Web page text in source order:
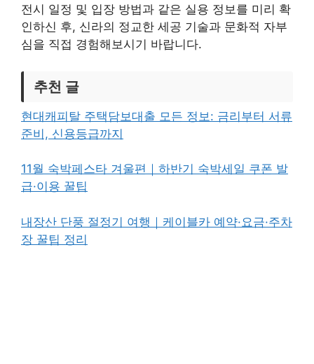
전시 일정 및 입장 방법과 같은 실용 정보를 미리 확
인하신 후, 신라의 정교한 세공 기술과 문화적 자부
심을 직접 경험해보시기 바랍니다.
추천 글
현대캐피탈 주택담보대출 모든 정보: 금리부터 서류
준비, 신용등급까지
11월 숙박페스타 겨울편｜하반기 숙박세일 쿠폰 발
급·이용 꿀팁
내장산 단풍 절정기 여행｜케이블카 예약·요금·주차
장 꿀팁 정리